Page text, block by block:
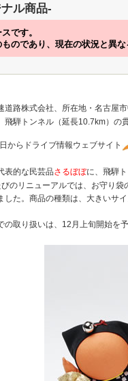
ル商品-
です。
のであり、現在の状況と異な
道路株式会社、所在地・名古屋
飛騨トンネル（延長10.7km）の
からドライブ情報ウェブサイト
表的な民芸品さるぼぼに、飛騨
のリニューアルでは、お守り
した。商品の種類は、大きい
取り扱いは、12月上旬開始を